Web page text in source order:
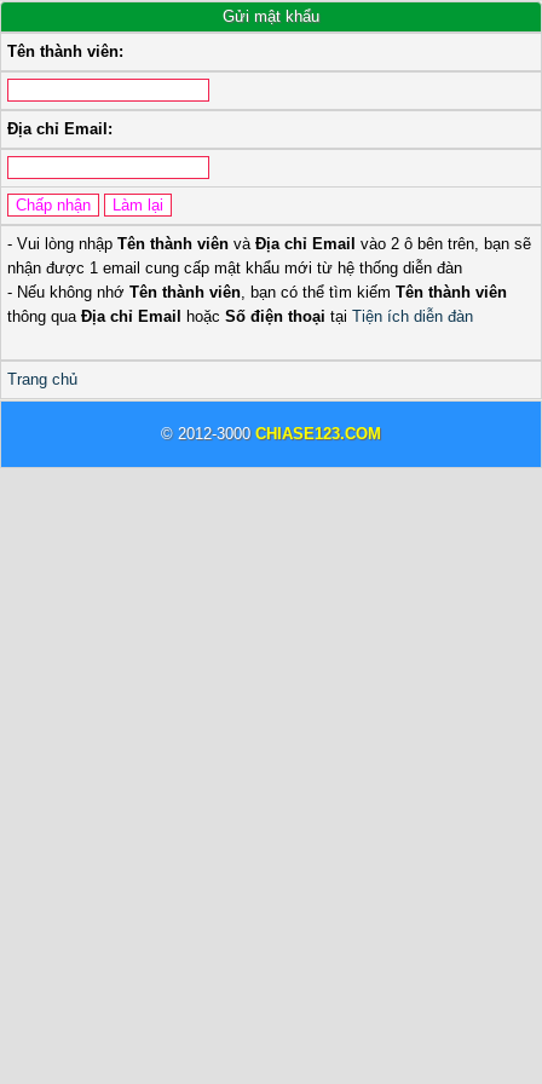
Gửi mật khẩu
Tên thành viên:
Địa chỉ Email:
- Vui lòng nhập Tên thành viên và Địa chỉ Email vào 2 ô bên trên, bạn sẽ
nhận được 1 email cung cấp mật khẩu mới từ hệ thống diễn đàn
- Nếu không nhớ Tên thành viên, bạn có thể tìm kiếm Tên thành viên
thông qua Địa chỉ Email hoặc Số điện thoại tại Tiện ích diễn đàn
Trang chủ
© 2012-3000 CHIASE123.COM